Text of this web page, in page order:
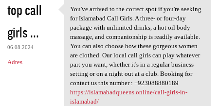
top call
girls ...
06.08.2024
Adres
You've arrived to the correct
You've arrived to the correct spot if you're seeking
for Islamabad Call Girls. A three- or four-day
package with unlimited drinks, a hot oil body
massage, and companionship is readily available.
You can also choose how these gorgeous women
are clothed. Our local call girls can play whatever
part you want, whether it's in a regular business
setting or on a night out at a club. Booking for
contact us this number : +923088880189
https://islamabadqueens.online/call-girls-in-
islamabad/